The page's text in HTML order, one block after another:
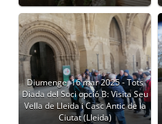
Diumenge, 16 mar 2025 - Tots
Diada del Soci opció B: Visita Seu
Vella de Lleida i Casc Antic de la
Ciutat (Lleida)